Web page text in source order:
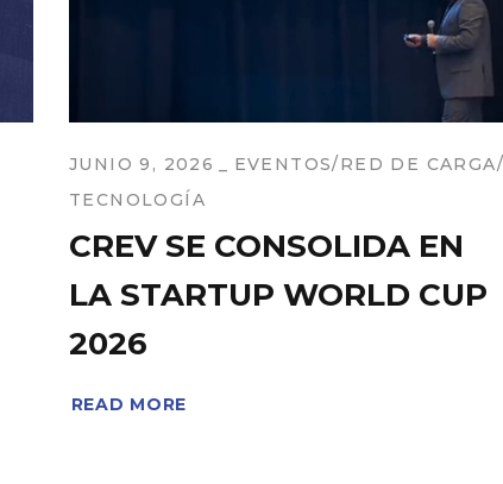
JUNIO 9, 2026 EVENTOS RED DE CARGA
TECNOLOGÍA
CREV SE CONSOLIDA EN
LA STARTUP WORLD CUP
2026
READ MORE